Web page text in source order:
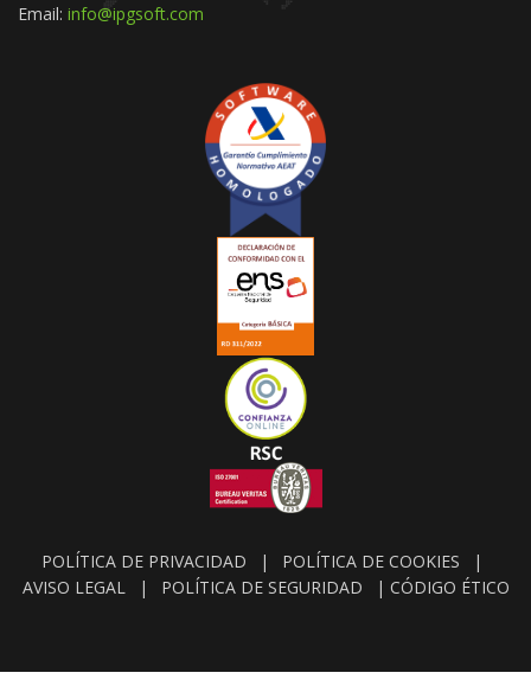
Email: info@ipgsoft.com
POLÍTICA DE PRIVACIDAD | POLÍTICA DE COOKIES
|
AVISO LEGAL
| POLÍTICA DE SEGURIDAD | CÓDIGO ÉTICO